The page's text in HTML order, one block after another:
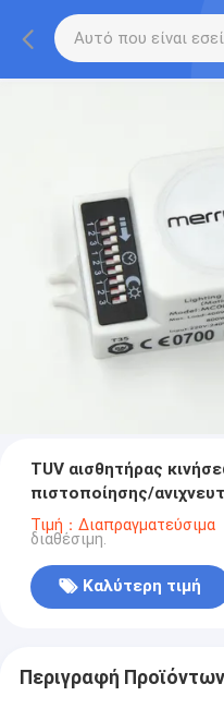
TUV αισθητήρας
πιστοποίησης/
φωτισμό
Τιμή：Διαπραγματεύσιμα
διαθέσιμη.
Καλύτερη τιμή
Περιγραφή Προϊόντων